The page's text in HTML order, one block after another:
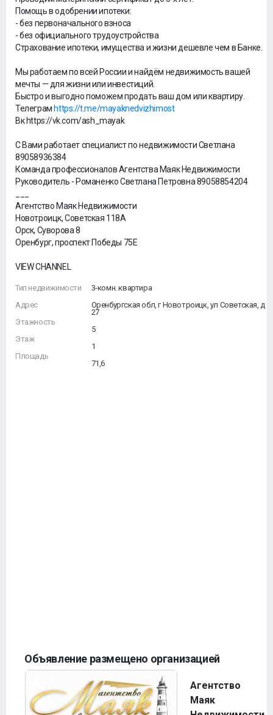
Помощь в одобрении ипотеки:
- без первоначального взноса
- без официального трудоустройства
Страхование ипотеки, имущества и жизни дешевле чем в Банке.
Мы работаем по всей России и найдём недвижимость вашей
мечты — для жизни или инвестиций.
Быстро и выгодно поможем продать ваш дом или квартиру.
Телеграм https://t.me/mayaknedvizhimost
Вк https://vk.com/ash_mayak
С Вами работает специалист по недвижимости Светлана
89058936384
Команда профессионалов Агентства Маяк Недвижимости
Руководитель - Романенко Светлана Петровна 89058854204
Агентство Маяк Недвижимости
Новотроицк, Советская 118А
Орск, Суворова 8
Оренбург, проспект Победы 75Е
VIEW CHANNEL
Тип недвижимости
Адрес
Этажность
Этаж
Площадь
3-комн. квартира
Оренбургская обл, г Новотроицк, ул Советская, д
27
5
1
71,6
Объявление размещено организацией
Агентство
Маяк